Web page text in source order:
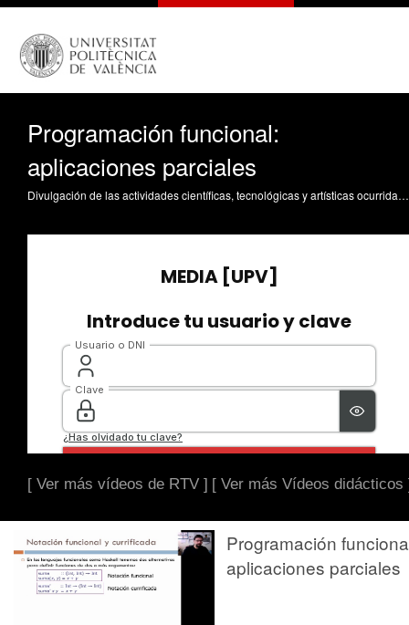
Programación funcional:
aplicaciones parciales
Divulgación de las actividades científicas, tecnológicas y artísticas ocurridas en los tres campus de la UPV
[ Ver más vídeos de RTV ] [ Ver más Vídeos didácticos
Programación
aplicaciones parciales